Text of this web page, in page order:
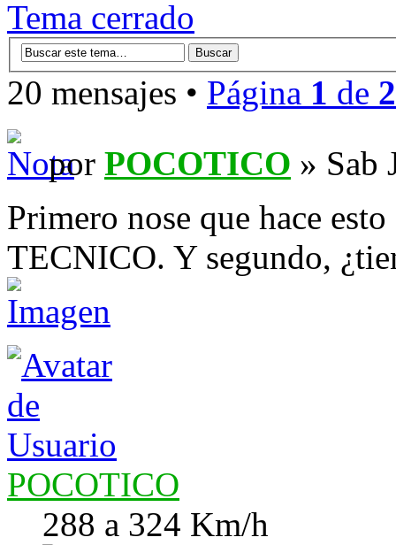
Tema cerrado
20 mensajes • Página 1 de 2
por POCOTICO » Sab
Primero nose que hace
TECNICO. Y segundo,
POCOTICO
288 a 324 Km/h